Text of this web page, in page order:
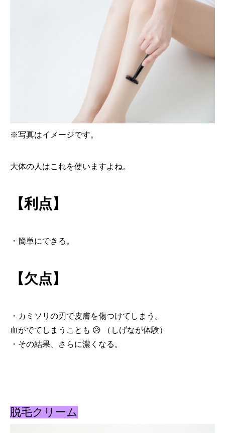
※写真はイメージです。
大体の人はこれを使いますよね。
【利点】
・簡単にできる。
【欠点】
・カミソリの刃で皮膚を傷つけてしまう。
血がでてしまうことも 😥 （しげなが体験）
・その結果、さらに濃くなる。
脱毛クリーム